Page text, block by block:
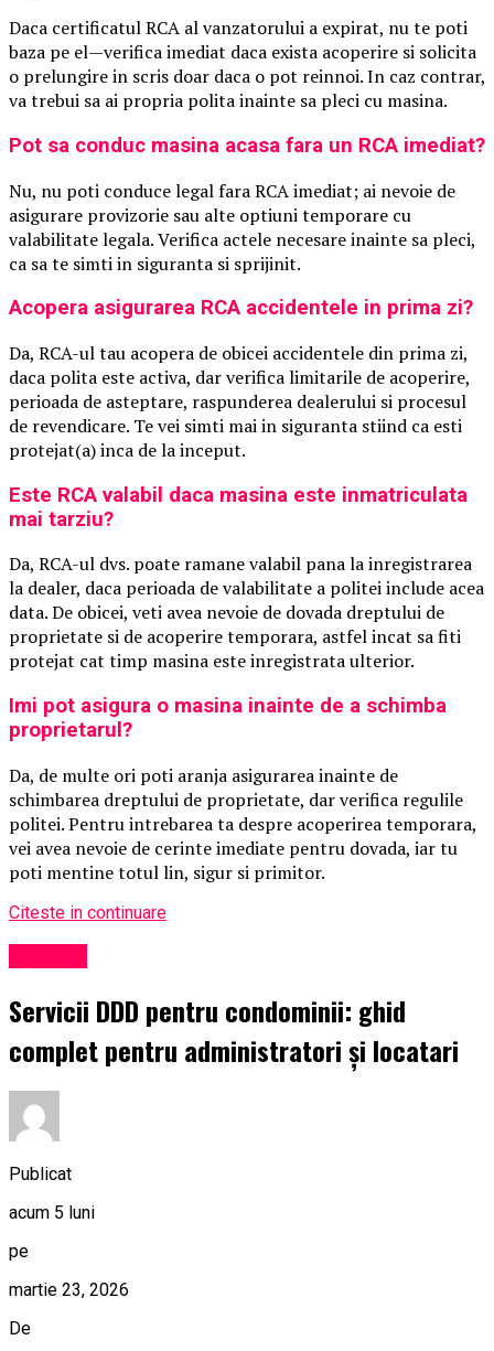
Daca certificatul RCA al vanzatorului a expirat, nu te poti
baza pe el—verifica imediat daca exista acoperire si solicita
o prelungire in scris doar daca o pot reinnoi. In caz contrar,
va trebui sa ai propria polita inainte sa pleci cu masina.
Pot sa conduc masina acasa fara un RCA imediat?
Nu, nu poti conduce legal fara RCA imediat; ai nevoie de
asigurare provizorie sau alte optiuni temporare cu
valabilitate legala. Verifica actele necesare inainte sa pleci,
ca sa te simti in siguranta si sprijinit.
Acopera asigurarea RCA accidentele in prima zi?
Da, RCA-ul tau acopera de obicei accidentele din prima zi,
daca polita este activa, dar verifica limitarile de acoperire,
perioada de asteptare, raspunderea dealerului si procesul
de revendicare. Te vei simti mai in siguranta stiind ca esti
protejat(a) inca de la inceput.
Este RCA valabil daca masina este inmatriculata
mai tarziu?
Da, RCA-ul dvs. poate ramane valabil pana la inregistrarea
la dealer, daca perioada de valabilitate a politei include acea
data. De obicei, veti avea nevoie de dovada dreptului de
proprietate si de acoperire temporara, astfel incat sa fiti
protejat cat timp masina este inregistrata ulterior.
Imi pot asigura o masina inainte de a schimba
proprietarul?
Da, de multe ori poti aranja asigurarea inainte de
schimbarea dreptului de proprietate, dar verifica regulile
politei. Pentru intrebarea ta despre acoperirea temporara,
vei avea nevoie de cerinte imediate pentru dovada, iar tu
poti mentine totul lin, sigur si primitor.
Citeste in continuare
Servicii DDD pentru condominii: ghid
complet pentru administratori și locatari
Publicat
acum 5 luni
pe
martie 23, 2026
De